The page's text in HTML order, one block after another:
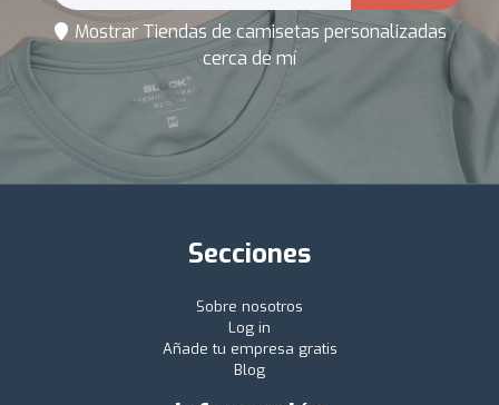
Mostrar Tiendas de camisetas personalizadas
cerca de mí
Secciones
Sobre nosotros
Log in
Añade tu empresa gratis
Blog